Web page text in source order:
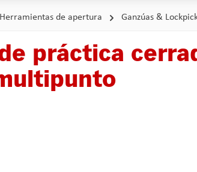
Herramientas de apertura Ganzúas &
práctica